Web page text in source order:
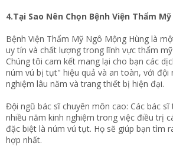
4.Tại Sao Nên Chọn Bệnh Viện Thẩm
Bệnh Viện Thẩm Mỹ Ngô Mộng Hùng là
uy tín và chất lượng trong lĩnh vực thẩm
Chúng tôi cam kết mang lại cho bạn các
núm vú bị tụt" hiệu quả và an toàn, với đội
nghiệm lâu năm và trang thiết bị hiện đại.
Đội ngũ bác sĩ chuyên môn cao: Các bác sĩ
nhiều năm kinh nghiệm trong việc điều trị
đặc biệt là núm vú tụt. Họ sẽ giúp bạn tìm
hợp nhất.